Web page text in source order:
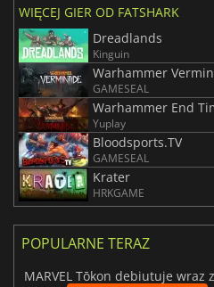
WIĘCEJ GIER OD FATSHARK
Dreadlands
Kinguin
Warhammer
GAMESEAL
Warhammer End
Yuplay
Bloodsports.TV
GAMESEAL
Krater
HRKGAME
POPULARNE TERAZ